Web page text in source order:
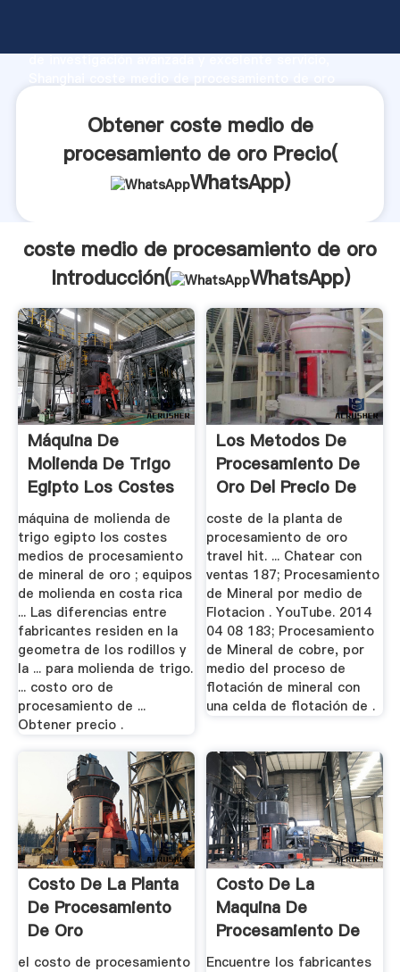
de investigación avanzada y excelente servicio,
Obtener coste medio de
procesamiento de oro Precio(
WhatsApp)
coste medio de procesamiento de oro
Introducción(
WhatsApp)
Máquina De
Molienda De Trigo
Egipto Los Costes
Medios De ...
máquina de molienda de
trigo egipto los costes
medios de procesamiento
de mineral de oro ; equipos
de molienda en costa rica
... Las diferencias entre
fabricantes residen en la
geometra de los rodillos y
la ... para molienda de trigo.
... costo oro de
procesamiento de ...
Obtener precio .
Los Metodos De
Procesamiento De
Oro Del Precio De
Fabrica
coste de la planta de
procesamiento de oro
travel hit. ... Chatear con
ventas 187; Procesamiento
de Mineral por medio de
Flotacion . YouTube. 2014
04 08 183; Procesamiento
de Mineral de cobre, por
medio del proceso de
flotación de mineral con
una celda de flotación de .
Costo De La Planta
De Procesamiento
De Oro
el costo de procesamiento
Costo De La
Maquina De
Procesamiento De
Oro
Encuentre los fabricantes